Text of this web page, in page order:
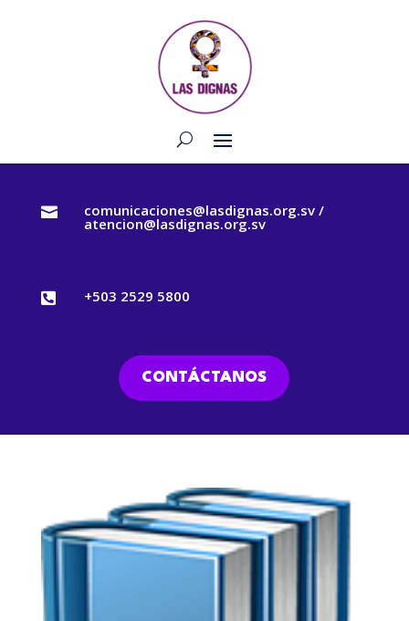
 comunicaciones@lasdignas.org.sv /
atencion@lasdignas.org.sv
 +503 2529 5800
CONTÁCTANOS